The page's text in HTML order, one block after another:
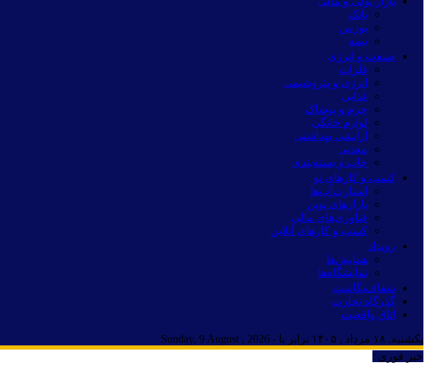
بانک
بورس
بیمه
صنعت و انرژی
فلزات
انرژی و پتروشیمی
غذایی
چرم و پوشاک
لوازم خانگی
آرایشی بهداشتی
معدنی
چاپ و بسته‌بندی
کسب و کارهای نو
استارت‌آپ‌ها
بازارهای نوین
فناوری‌های مالی
کسب و کارهای آنلاین
رویداد
همایش‌ها
نمایشگاه‌ها
شفاف‌نگاشت
گذرگاه تجارت
اتاق واقعیت
یکشنبه, ۱۸ مرداد , ۱۴۰۵ برابر با - Sunday, 9 August , 2026
خبر فوری :